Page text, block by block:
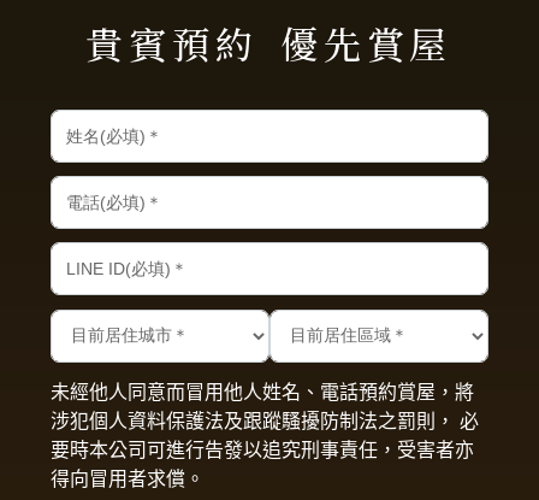
貴賓預約 優先賞屋
未經他人同意而冒用他人姓名、電話預約賞屋，將
涉犯個人資料保護法及跟蹤騷擾防制法之罰則， 必
要時本公司可進行告發以追究刑事責任，受害者亦
得向冒用者求償。